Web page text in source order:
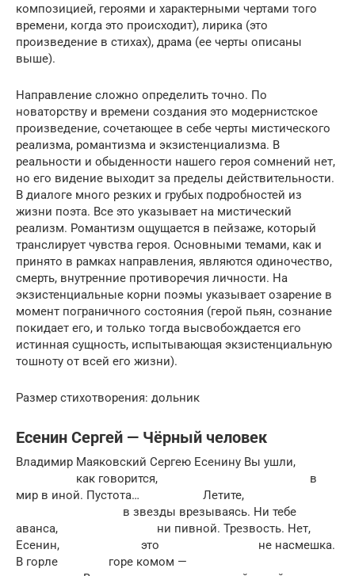
композицией, героями и характерными чертами того
времени, когда это происходит), лирика (это
произведение в стихах), драма (ее черты описаны
выше).
Направление сложно определить точно. По
новаторству и времени создания это модернистское
произведение, сочетающее в себе черты мистического
реализма, романтизма и экзистенциализма. В
реальности и обыденности нашего героя сомнений нет,
но его видение выходит за пределы действительности.
В диалоге много резких и грубых подробностей из
жизни поэта. Все это указывает на мистический
реализм. Романтизм ощущается в пейзаже, который
транслирует чувства героя. Основными темами, как и
принято в рамках направления, являются одиночество,
смерть, внутренние противоречия личности. На
экзистенциальные корни поэмы указывает озарение в
момент пограничного состояния (герой пьян, сознание
покидает его, и только тогда высвобождается его
истинная сущность, испытывающая экзистенциальную
тошноту от всей его жизни).
Размер стихотворения: дольник
Есенин Сергей — Чёрный человек
Владимир Маяковский Сергею Есенину Вы ушли,
как говорится, в
мир в иной. Пустота… Летите,
в звезды врезываясь. Ни тебе
аванса, ни пивной. Трезвость. Нет,
Есенин, это не насмешка.
В горле горе комом —